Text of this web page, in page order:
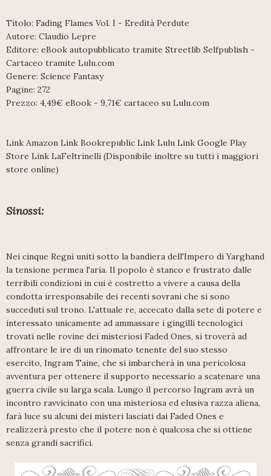
Titolo: Fading Flames Vol. I - Eredità Perdute
Autore: Claudio Lepre
Editore: eBook autopubblicato tramite Streetlib Selfpublish -
Cartaceo tramite Lulu.com
Genere: Science Fantasy
Pagine: 272
Prezzo: 4,49€ eBook - 9,71€ cartaceo su Lulu.com
Link Amazon Link Bookrepublic Link Lulu Link Google Play
Store Link LaFeltrinelli (Disponibile inoltre su tutti i maggiori
store online)
Sinossi:
Nei cinque Regni uniti sotto la bandiera dell'Impero di Yarghand
la tensione permea l'aria. Il popolo è stanco e frustrato dalle
terribili condizioni in cui è costretto a vivere a causa della
condotta irresponsabile dei recenti sovrani che si sono
succeduti sul trono. L'attuale re, accecato dalla sete di potere e
interessato unicamente ad ammassare i gingilli tecnologici
trovati nelle rovine dei misteriosi Faded Ones, si troverà ad
affrontare le ire di un rinomato tenente del suo stesso
esercito, Ingram Taine, che si imbarcherà in una pericolosa
avventura per ottenere il supporto necessario a scatenare una
guerra civile su larga scala. Lungo il percorso Ingram avrà un
incontro ravvicinato con una misteriosa ed elusiva razza aliena,
farà luce su alcuni dei misteri lasciati dai Faded Ones e
realizzerà presto che il potere non è qualcosa che si ottiene
senza grandi sacrifici.